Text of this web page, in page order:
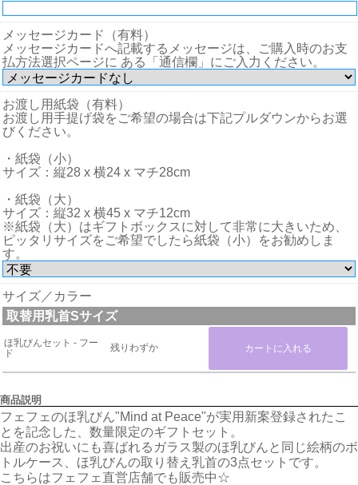
メッセージカード（有料）
メッセージカードへ記載するメッセージは、ご購入時のお支
払方法選択ページに ある「通信欄」にご入力ください。
お渡し用紙袋（有料）
お渡し用手提げ袋をご希望の場合は下記プルダウンからお選
びください。
・紙袋（小）
サイズ：縦28 x 横24 x マチ28cm
・紙袋（大）
サイズ：縦32 x 横45 x マチ12cm
※紙袋（大）はギフトボックスに対して非常に大きいため、
ピッタリサイズをご希望でしたら紙袋（小）をお勧めしま
す。
サイズ／カラー
取替用乳首Sサイズ
ほ乳びんセット - フー
ド
残りわずか
商品説明
フェフェのほ乳びん"Mind at Peace"が実用新案登録されたこ
とを記念した、数量限定のギフトセット。
出産のお祝いにも喜ばれるガラス製のほ乳びんと同じ絵柄のボ
トルケース、ほ乳びんの取り替え乳首の3点セットです。
こちらはフェフェ直営店舗でも販売中☆